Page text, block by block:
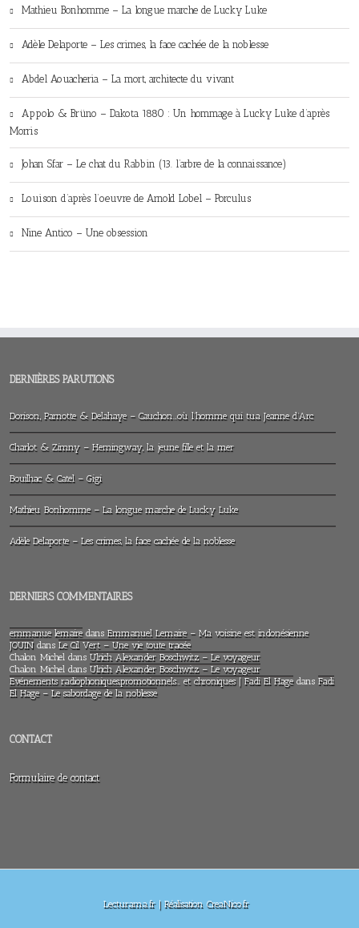
Mathieu Bonhomme – La longue marche de Lucky Luke
Adèle Delaporte – Les crimes, la face cachée de la noblesse
Abdel Aouacheria – La mort, architecte du vivant
Appolo & Brüno – Dakota 1880 : Un hommage à Lucky Luke d’après
Morris
Johan Sfar – Le chat du Rabbin (13. l’arbre de la connaissance)
Louison d’après l’oeuvre de Arnold Lobel – Porculus
Nine Antico – Une obsession
DERNIÈRES PARUTIONS
Dorison, Parnotte & Delahaye – Cauchon…où l’homme qui tua Jeanne d’Arc
Charlot & Zimny – Hemingway, la jeune fille et la mer
Bouilhac & Catel – Gigi
Mathieu Bonhomme – La longue marche de Lucky Luke
Adèle Delaporte – Les crimes, la face cachée de la noblesse
DERNIERS COMMENTAIRES
emmanue lemairedans Emmanuel Lemaire – Ma voisine est indonésienne
JOUINdans Le Cil Vert – Une vie toute tracée
Chalon Michel dans Ulrich Alexander Boschwitz – Le voyageur
Chalon Michel dans Ulrich Alexander Boschwitz – Le voyageur
Evénements radiophoniques,promotionnels… et chroniques | Fadi El Hagedans Fadi
El Hage – Le sabordage de la noblesse
CONTACT
Formulaire de contact
Lecturama.fr | Réalisation CreaNico.fr